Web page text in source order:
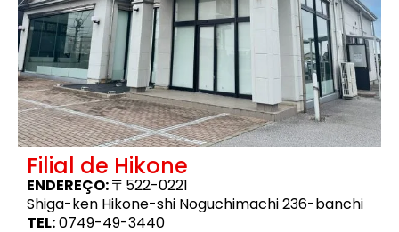
Filial de Hikone
ENDEREÇO:〒522-0221
Shiga-ken Hikone-shi Noguchimachi 236-banchi
TEL:0749-49-3440